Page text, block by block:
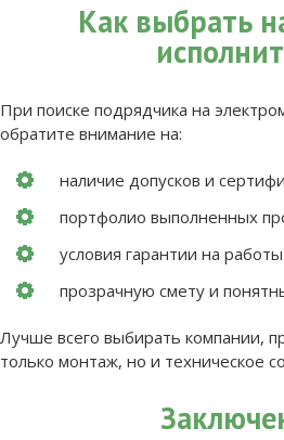
Как выбрать
При поиске подрядчика на
обратите внимание на:
наличие допусков и
портфолио выполненных
условия гарантии на
прозрачную смету и
Лучше всего выбирать компании,
только монтаж, но и техническое